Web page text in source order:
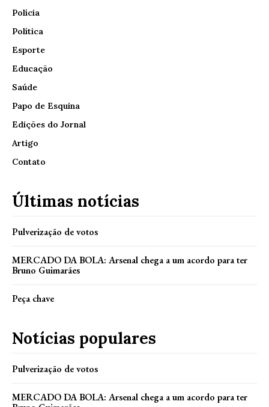
Polícia
Política
Esporte
Educação
Saúde
Papo de Esquina
Edições do Jornal
Artigo
Contato
Últimas notícias
Pulverização de votos
MERCADO DA BOLA: Arsenal chega a um acordo para ter
Bruno Guimarães
Peça chave
Notícias populares
Pulverização de votos
MERCADO DA BOLA: Arsenal chega a um acordo para ter